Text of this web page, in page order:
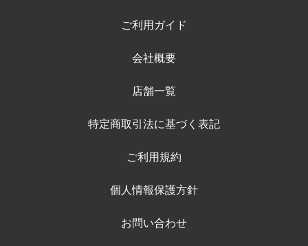
ご利用ガイド
会社概要
店舗一覧
特定商取引法に基づく表記
ご利用規約
個人情報保護方針
お問い合わせ